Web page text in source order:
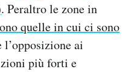
. Peraltro le zone in
quelle in cui ci sono
l’opposizione ai
più forti e